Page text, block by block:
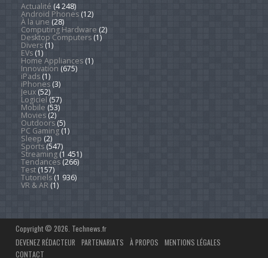
Actualité (4 248)
Android Phones(12)
À la une (28)
Computing Hardware (2)
Desktop Computers(1)
Divers(1)
EVs(1)
Home Appliances(1)
Innovation (675)
iPads(1)
iPhones(3)
Jeux(52)
Logiciel (57)
Mobile (53)
Movies(2)
Outdoors(5)
PC Gaming(1)
Sleep (2)
Sports(547)
Streaming(1 451)
Tendances(266)
Test(157)
Tutoriels(1 936)
VR & AR(1)
Copyright © 2026. Technews.fr
DEVENEZ RÉDACTEUR
PARTENARIATS À PROPOS
MENTIONS LÉGALES
CONTACT